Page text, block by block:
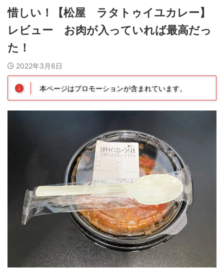
惜しい！【松屋 ラタトゥイユカレー】
レビュー お肉が入っていれば最高だっ
た！
2022年3月6日
本ページはプロモーションが含まれています。